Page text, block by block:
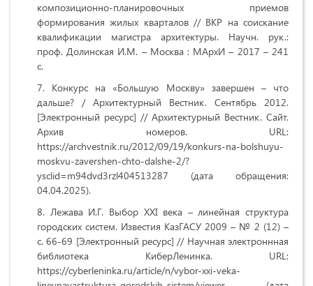
композиционно-планировочных приемов
формирования жилых кварталов // ВКР на соискание
квалификации магистра архитектуры. Научн. рук.:
проф. Долинская И.М. – Москва : МАрхИ – 2017 – 241
с.
Конкурс на «Большую Москву» завершен – что
дальше? / Архитектурный Вестник. Сентябрь 2012.
[Электронный ресурс] // Архитектурный Вестник. Сайт.
Архив номеров. URL:
https://archvestnik.ru/2012/09/19/konkurs-na-bolshuyu-
moskvu-zavershen-chto-dalshe-2/?
ysclid=m94dvd3rzl404513287 (дата обращения:
04.04.2025).
Лежава И.Г. Выбор XXI века – линейная структура
городских систем. Известия КазГАСУ 2009 – № 2 (12) –
с. 66-69 [Электронный ресурс] // Научная электроннная
библиотека КиберЛенинка. URL:
https://cyberleninka.ru/article/n/vybor-xxi-veka-